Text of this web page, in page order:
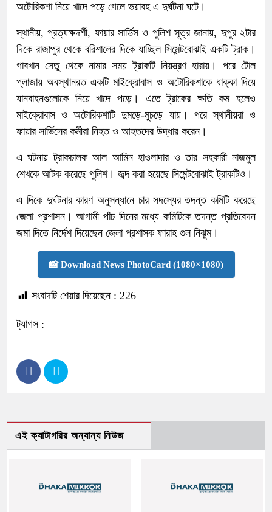
অটোরিকশা নিয়ে খাদে পড়ে গেলে ভয়াবহ এ দুর্ঘটনা ঘটে।
স্থানীয়, প্রত্যক্ষদর্শী, ফায়ার সার্ভিস ও পুলিশ সূত্র জানায়, দুপুর ২টার
দিকে রাজাপুর থেকে বরিশালের দিকে যাচ্ছিল সিমেন্টবোঝাই একটি ট্রাক।
গাবখান সেতু থেকে নামার সময় ট্রাকটি নিয়ন্ত্রণ হারায়। পরে টোল
প্লাজায় অবস্থানরত একটি মাইক্রোবাস ও অটোরিকশাকে ধাক্কা দিয়ে
যানবাহনগুলোকে নিয়ে খাদে পড়ে। এতে ট্রাকের ক্ষতি কম হলেও
মাইক্রোবাস ও অটোরিকশাটি দুমড়ে-মুচড়ে যায়। পরে স্থানীয়রা ও
ফায়ার সার্ভিসের কর্মীরা নিহত ও আহতদের উদ্ধার করেন।
এ ঘটনায় ট্রাকচালক আল আমিন হাওলাদার ও তার সহকারী নাজমুল
শেখকে আটক করেছে পুলিশ। জব্দ করা হয়েছে সিমেন্টবোঝাই ট্রাকটিও।
এ দিকে দুর্ঘটনার কারণ অনুসন্ধানে চার সদস্যের তদন্ত কমিটি করেছে
জেলা প্রশাসন। আগামী পাঁচ দিনের মধ্যে কমিটিকে তদন্ত প্রতিবেদন
জমা দিতে নির্দেশ দিয়েছেন জেলা প্রশাসক ফারাহ গুল নিঝুম।
📸 Download News PhotoCard (1080×1080)
সংবাদটি শেয়ার দিয়েছেন : 226
ট্যাগস :
এই ক্যাটাগরির অন্যান্য নিউজ